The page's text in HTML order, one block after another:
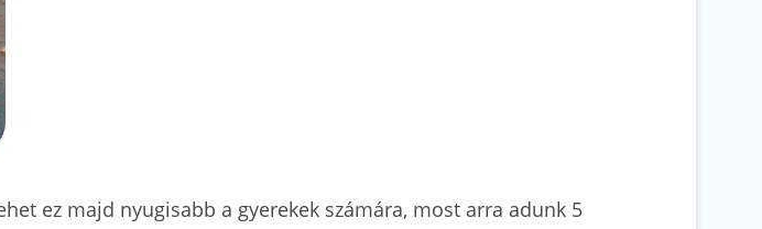
ez majd nyugisabb a gyerekek számára, most arra adunk 5